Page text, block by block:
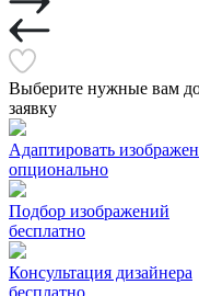
Выберите нужные вам
заявку
Адаптировать
опционально
Подбор изображений
бесплатно
Консультация дизайнера
бесплатно